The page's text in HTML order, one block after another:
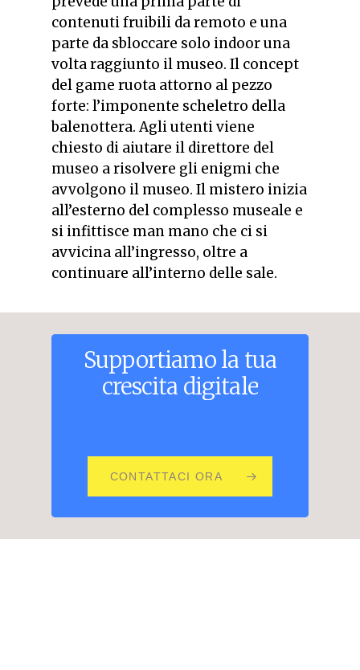
contenuti fruibili da remoto e una
parte da sbloccare solo indoor una
volta raggiunto il museo. Il concept
del game ruota attorno al pezzo
forte: l’imponente scheletro della
balenottera. Agli utenti viene
chiesto di aiutare il direttore del
museo a risolvere gli enigmi che
avvolgono il museo. Il mistero inizia
all’esterno del complesso museale e
si infittisce man mano che ci si
avvicina all’ingresso, oltre a
continuare all’interno delle sale.
Supportiamo la tua
crescita digitale
CONTATTACI ORA